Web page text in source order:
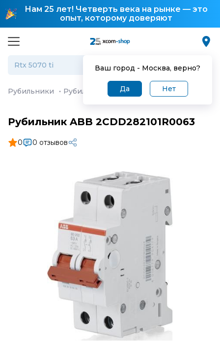
Нам 25 лет! Четверть века на рынке — это
опыт, которому доверяют
Ваш город - Москва, верно?
Да Нет
Рубильники · Рубильник ABB 2CDD282101R0063
Рубильник ABB 2CDD282101R0063
0 0 отзывов